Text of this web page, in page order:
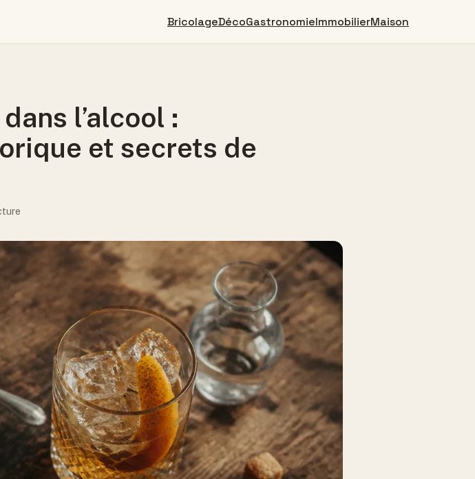
BricolageDécoGastronomieImmobilierMaison
l’alcool :
et secrets de